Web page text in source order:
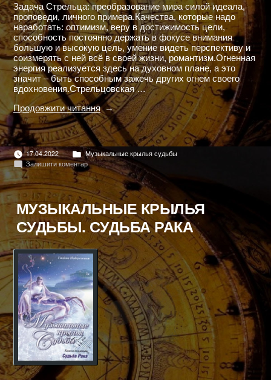
Задача Стрельца: преобразование мира силой идеала,
проповеди, личного примера.Качества, которые надо
наработать: оптимизм, веру в достижимость цели,
способность постоянно держать в фокусе внимания
большую и высокую цель, умение видеть перспективу и
соизмерять с ней всё в своей жизни, романтизм.Огненная
энергия реализуется здесь на духовном плане, а это
значит – быть способным зажечь других огнем своего
вдохновения.Стрельцовская …
Продовжити читання"МУЗЫКАЛЬНЫЕ
КРЫЛЬЯ
СУДЬБЫ.
СУДЬБА
СТРЕЛЬЦА"
17.04.2022
Опубліковано
в
Музыкальные крылья судьбы
Залишити коментардо
МУЗЫКАЛЬНЫЕ
КРЫЛЬЯ
СУДЬБЫ.
СУДЬБА
СТРЕЛЬЦА
МУЗЫКАЛЬНЫЕ КРЫЛЬЯ
СУДЬБЫ. СУДЬБА РАКА